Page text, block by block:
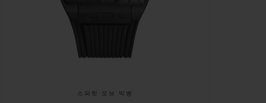
스피릿 오브 빅뱅